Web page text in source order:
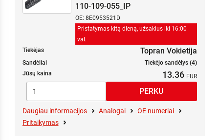
Pristatymas kitą dieną, užsakius iki 16:00
val.
110-109-055_IP
OE: 8E0953521D
Tiekėjas Topran Vokietija
Sandėliai
Tiekėjo sandėlys (4)
Jūsų kaina
13.36
Daugiau informacijos Analogai
OE numeriai
Pritaikymas